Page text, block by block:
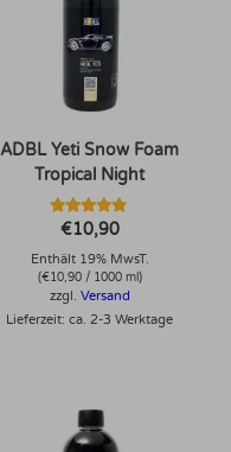
ADBL Yeti Snow Foam
Tropical Night
Bewertet
mit
4.67
von 5
€10,90
Enthält 19% MwsT.
(€10,90/ 1000 ml)
zzgl. Versand
Lieferzeit: ca. 2-3 Werktage